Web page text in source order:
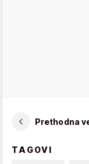
Prethodna
TAGOVI